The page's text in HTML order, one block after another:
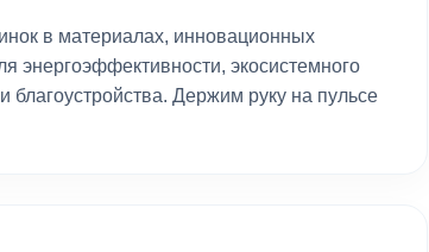
в материалах, инновационных
энергоэффективности, экосистемного
благоустройства. Держим руку на пульсе